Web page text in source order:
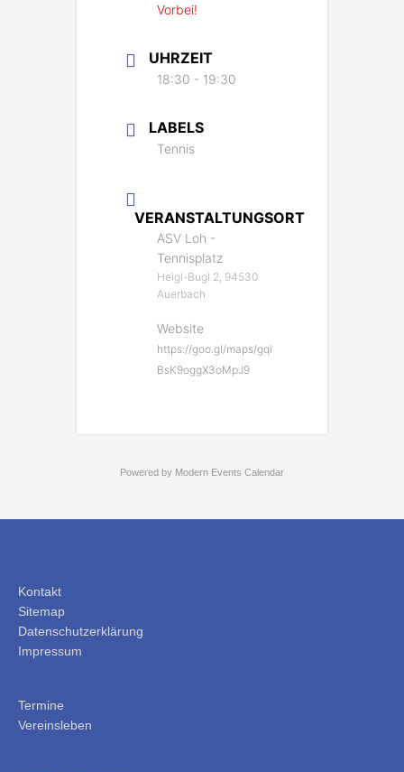
Vorbei!
UHRZEIT
18:30 - 19:30
LABELS
Tennis
VERANSTALTUNGSORT
ASV Loh -
Tennisplatz
Heigl-Bugl 2, 94530
Auerbach
Website
https://goo.gl/maps/gqi
BsK9oggX3oMpJ9
Powered by Modern Events Calendar
Kontakt
Sitemap
Datenschutzerklärung
Impressum
Termine
Vereinsleben